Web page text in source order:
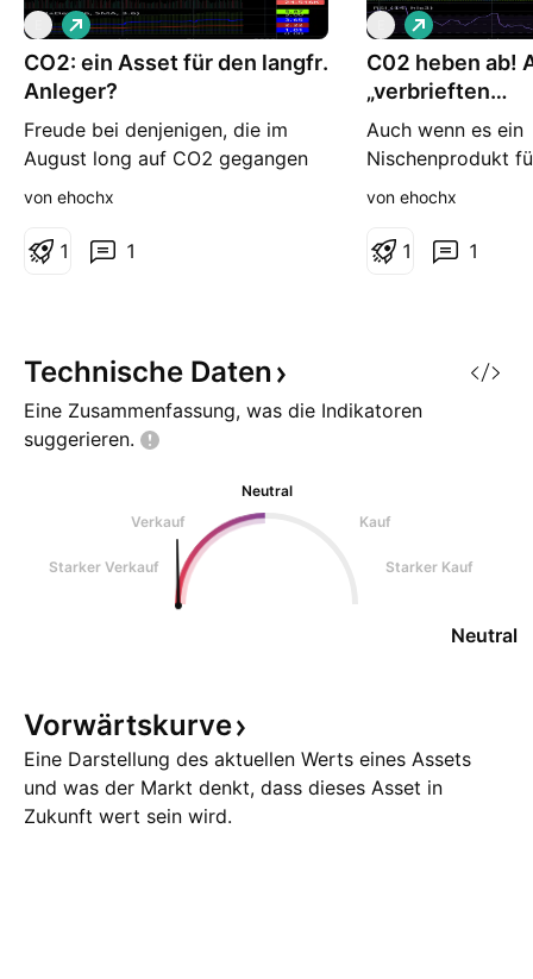
CO2: ein Asset für den langfr.
Anleger?
Freude bei denjenigen, die im
August long auf CO2 gegangen
sind (vgl. ). Heute haben wir das
gesehen. Die Reise wird die
dem Programm genommen,
weswegen nun Société Générale
mit ih
L
o
n
von ehochx
1
1
C02 heben ab!
„verbrieften
Auch wenn es ein
Nischenprodukt
Trader ist und
(die physische
interessante
aufmerksam
Jahreswechsel
L
o
n
g
von ehochx
1
1
Technische Daten
Eine Zusammenfassung, was die Indikatoren
suggerieren.
Neutral
Verkauf
Kauf
Starker Verkauf Starker Kauf
Neutral
Vorwärtskurve
Eine Darstellung des aktuellen Werts eines Assets
und was der Markt denkt, dass dieses Asset in
Zukunft wert sein wird.